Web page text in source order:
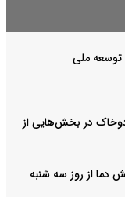
توسعه ملی
باد و گردوخاک در بخش‌هایی از